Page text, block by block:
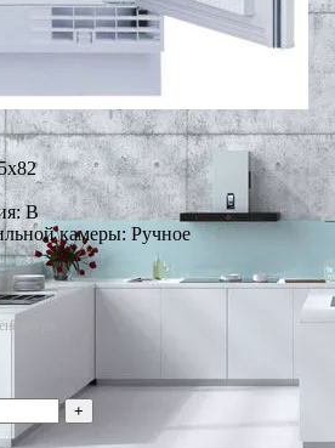
B
камеры: Ручное
+